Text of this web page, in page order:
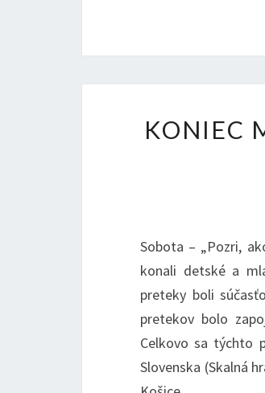
KONIEC
Sobota – „Pozri,
konali detské a
preteky boli
pretekov bolo
Celkovo sa týchto
Slovenska (Skalná